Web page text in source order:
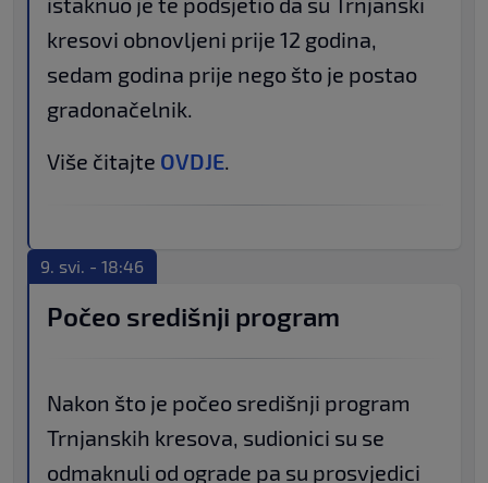
kresovi obnovljeni prije 12 godina,
sedam godina prije nego što je postao
gradonačelnik.
Više čitajte OVDJE.
9. svi. - 18:46
Počeo središnji program
Nakon što je počeo središnji program
Trnjanskih kresova, sudionici su se
odmaknuli od ograde pa su prosvjedici